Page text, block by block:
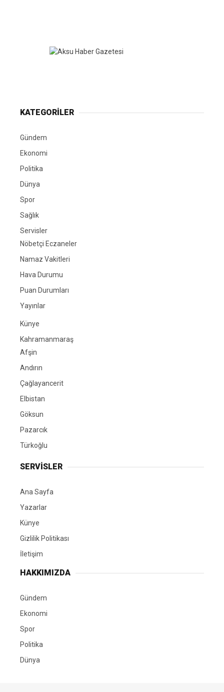
KATEGORİLER
Gündem
Ekonomi
Politika
Dünya
Spor
Sağlık
Servisler
Nöbetçi Eczaneler
Namaz Vakitleri
Hava Durumu
Puan Durumları
Yayınlar
Künye
Kahramanmaraş
Afşin
Andırın
Çağlayancerit
Elbistan
Göksun
Pazarcık
Türkoğlu
SERVİSLER
Ana Sayfa
Yazarlar
Künye
Gizlilik Politikası
İletişim
HAKKIMIZDA
Gündem
Ekonomi
Spor
Politika
Dünya